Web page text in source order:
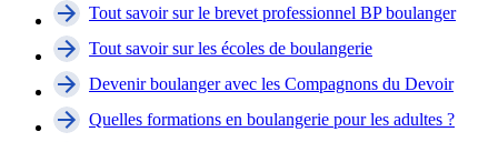
Tout savoir sur le brevet professionnel BP boulanger
Tout savoir sur les écoles de boulangerie
Devenir boulanger avec les Compagnons du Devoir
Quelles formations en boulangerie pour les adultes ?